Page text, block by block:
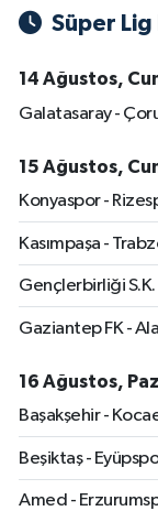
Süper
14 Ağustos,
Galatasaray -
15 Ağustos,
Konyaspor -
Kasımpaşa -
Gençlerbirliği
Gaziantep FK -
16 Ağustos,
Başakşehir -
Beşiktaş -
Amed -